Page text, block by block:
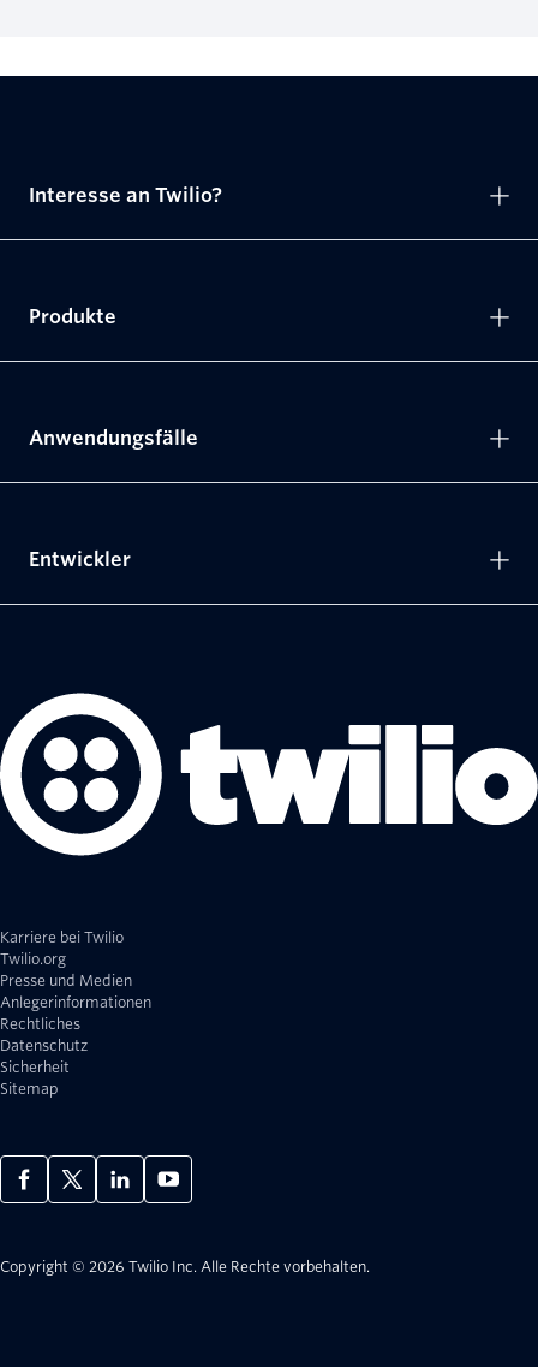
Karriere bei Twilio
Twilio.org
Presse und Medien
Anlegerinformationen
Rechtliches
Datenschutz
Sicherheit
Sitemap
Copyright © 2026 Twilio Inc. Alle Rechte vorbehalten.
Interesse an Twilio?
Produkte
Anwendungsfälle
Entwickler